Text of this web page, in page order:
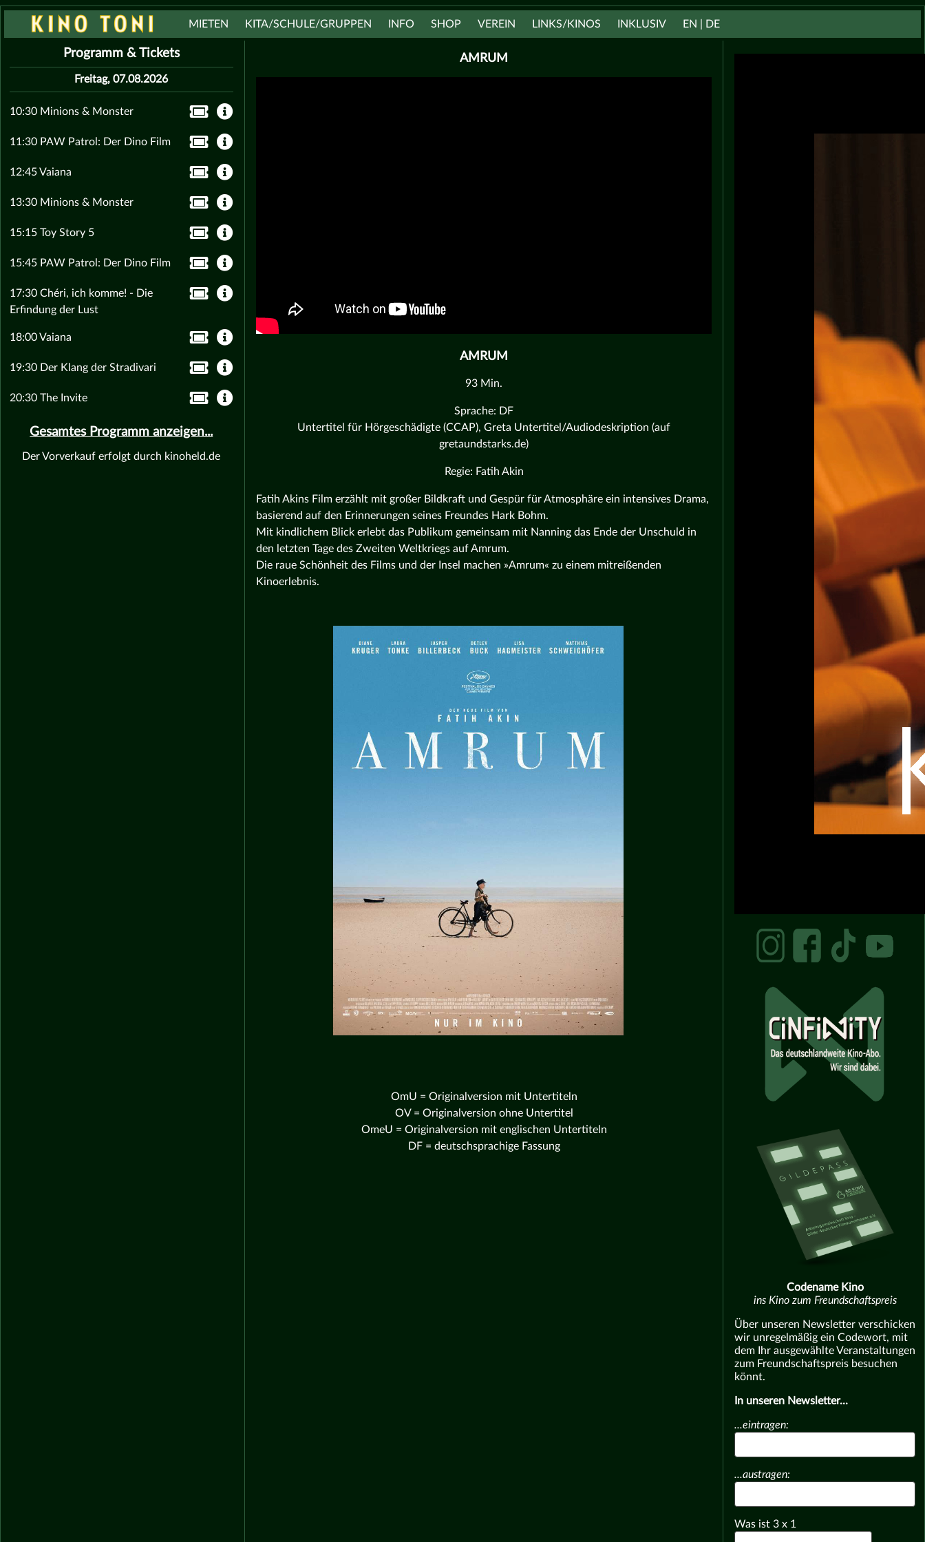
MIETEN KITA/SCHULE/GRUPPEN INFO SHOP VEREIN LINKS/KINOS INKLUSIV EN | DE
AMRUM
AMRUM
93 Min.
Sprache: DF
Untertitel für Hörgeschädigte (CCAP), Greta Untertitel/Audiodeskription (auf
gretaundstarks.de)
Regie: Fatih Akin
Fatih Akins Film erzählt mit großer Bildkraft und Gespür für Atmosphäre ein intensives Drama,
basierend auf den Erinnerungen seines Freundes Hark Bohm.
Mit kindlichem Blick erlebt das Publikum gemeinsam mit Nanning das Ende der Unschuld in
den letzten Tage des Zweiten Weltkriegs auf Amrum.
Die raue Schönheit des Films und der Insel machen »Amrum« zu einem mitreißenden
Kinoerlebnis.
OmU = Originalversion mit Untertiteln
OV = Originalversion ohne Untertitel
OmeU = Originalversion mit englischen Untertiteln
DF = deutschsprachige Fassung
Programm & Tickets
Freitag, 07.08.2026
10:30 Minions & Monster
11:30 PAW Patrol: Der Dino Film
12:45 Vaiana
13:30 Minions & Monster
15:15 Toy Story 5
15:45 PAW Patrol: Der Dino Film
17:30 Chéri, ich komme! - Die
Erfindung der Lust
18:00 Vaiana
19:30 Der Klang der Stradivari
20:30 The Invite
Gesamtes Programm anzeigen...
Der Vorverkauf erfolgt durch kinoheld.de
Codename Kino
ins Kino zum Freundschaftspreis
Über unseren Newsletter verschicken
wir unregelmäßig ein Codewort, mit
dem Ihr ausgewählte Veranstaltungen
zum Freundschaftspreis besuchen
könnt.
In unseren Newsletter...
...eintragen:
...austragen:
Was ist3 x 1